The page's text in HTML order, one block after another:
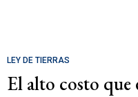
LEY DE TIERRAS
El alto costo que